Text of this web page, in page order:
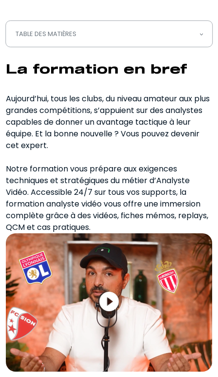
TABLE DES MATIÈRES
Programme
Témoignages
Questions fréquentes
La formation en bref
Aujourd’hui, tous les clubs, du niveau amateur aux plus
grandes compétitions, s’appuient sur des analystes
capables de donner un avantage tactique à leur
équipe. Et la bonne nouvelle ? Vous pouvez devenir
cet expert.
Notre formation vous prépare aux exigences
techniques et stratégiques du métier d’Analyste
Vidéo. Accessible 24/7 sur tous vos supports, la
formation analyste vidéo vous offre une immersion
complète grâce à des vidéos, fiches mémos, replays,
QCM et cas pratiques.